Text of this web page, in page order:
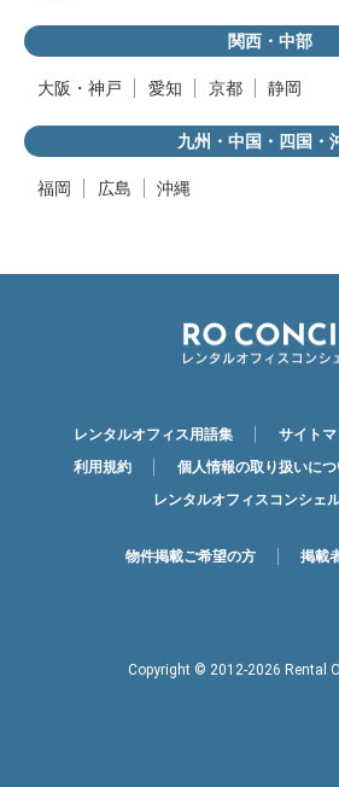
関西・中部
大阪・神戸 愛知 京都 静岡
九州・中国・四国・
福岡 広島 沖縄
レンタルオフィス用語集 サイト
利用規約
個人情報の取り扱いにつ
レンタルオフィスコンシェ
物件掲載ご希望の方 掲載
Copyright © 2012-2026 Rental